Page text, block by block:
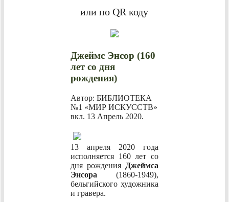
или по QR коду
Джеймс Энсор (160
лет со дня
рождения)
Автор: БИБЛИОТЕКА
№1 «МИР ИСКУССТВ»
вкл. 13 Апрель 2020.
13 апреля 2020 года
исполняется 160 лет со
дня рождения Джеймса
Энсора (1860-1949),
бельгийского художника
и гравера.